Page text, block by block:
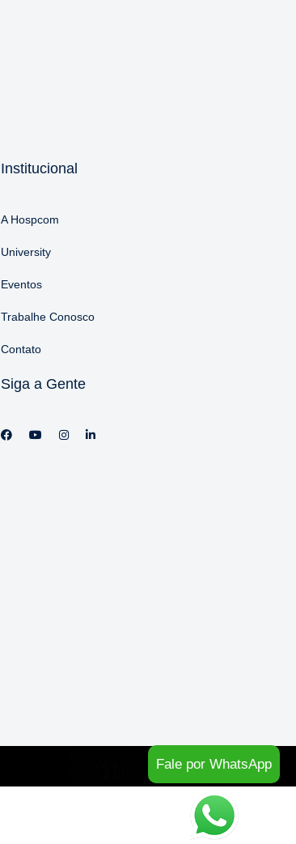
Institucional
A Hospcom
University
Eventos
Trabalhe Conosco
Contato
Siga a Gente
Fale por WhatsApp